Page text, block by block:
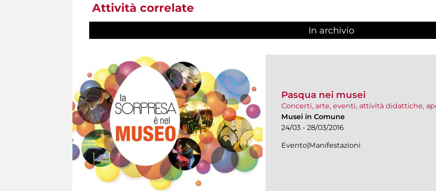
Attività correlate
In archivio
Pasqua nei musei
Concerti, arte, eventi, attività didattiche,
Musei in Comune
24/03 - 28/03/2016
Evento|Manifestazioni